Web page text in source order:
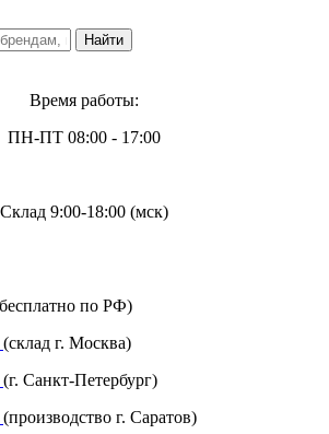
Время работы:
ПН-ПТ 08:00 - 17:00
Склад 9:00-18:00 (мск)
по РФ)
(склад г. Москва)
(г. Санкт-Петербург)
(производство г. Саратов)